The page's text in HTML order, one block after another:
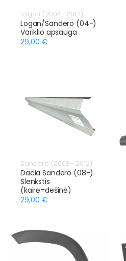
Logan (2004- 2012)
Logan/Sandero (04-)
Variklio apsauga
29,00 €
Sandero (2008- 2012)
Dacia Sandero (08-)
Slenkstis
(kairė=dešinė)
29,00 €